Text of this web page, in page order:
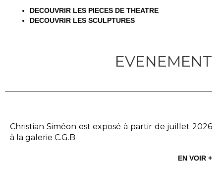
DECOUVRIR LES PIECES DE THEATRE
DECOUVRIR LES SCULPTURES
EVENEMENT
Christian Siméon est exposé à partir de juillet 2026
à la galerie C.G.B
EN VOIR +